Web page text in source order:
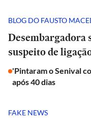
BLOG DO FAUSTO
Desembargadora
suspeito de
'Pintaram o Senival
após 40 dias
FAKE NEWS